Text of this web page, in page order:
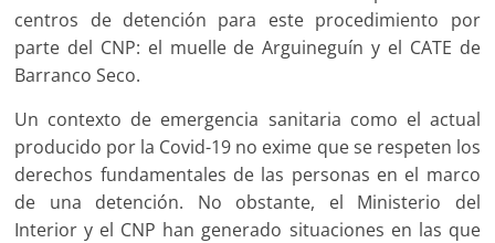
centros de detención para este procedimiento por
parte del CNP: el muelle de Arguineguín y el CATE de
Barranco Seco.
Un contexto de emergencia sanitaria como el actual
producido por la Covid-19 no exime que se respeten los
derechos fundamentales de las personas en el marco
de una detención. No obstante, el Ministerio del
Interior y el CNP han generado situaciones en las que